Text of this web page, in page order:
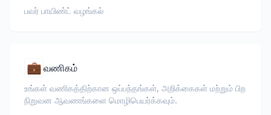
பவர் பாயிண்ட் வழங்கல்
💼வணிகம்
உங்கள் வணிகத்திற்கான ஒப்பந்தங்கள், அறிக்கைகள் மற்றும் பிற
நிறுவன ஆவணங்களை மொழிபெயர்க்கவும்.